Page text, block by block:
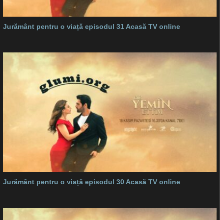
Jurământ pentru o viață episodul 31 Acasă TV online
Jurământ pentru o viață episodul 30 Acasă TV online